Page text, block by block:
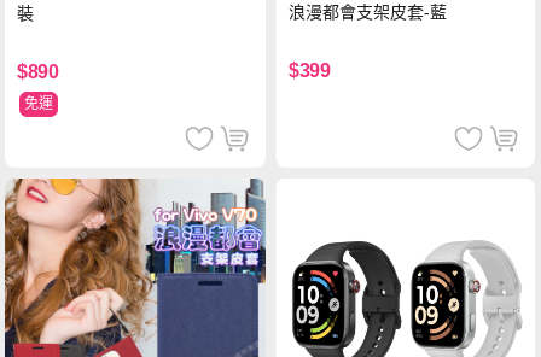
裝
$890
免運
浪漫都會支架皮套-藍
$399